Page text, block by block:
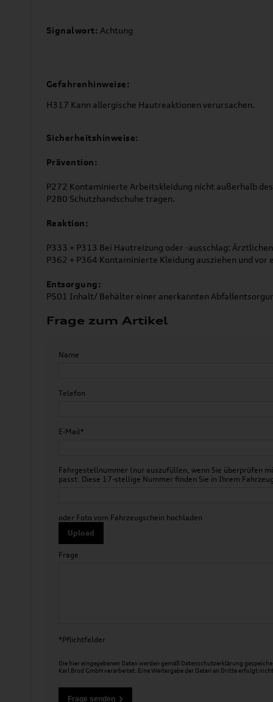
Signalwort: Achtung
Gefahrenhinweise:
H317 Kann allergische Hautreaktionen verursachen.
Sicherheitshinweise:
Prävention:
P272 Kontaminierte Arbeitskleidung nicht außerhalb
P280 Schutzhandschuhe tragen.
Reaktion:
P333 + P313 Bei Hautreizung oder -ausschlag:
P362 + P364 Kontaminierte Kleidung ausziehen und vor
Entsorgung:
P501 Inhalt/ Behälter einer anerkannten
Frage zum Artikel
Name
Telefon
E-Mail*
Fahrgestellnummer (nur auszufüllen, wenn Sie überprüfen
passt. Diese 17-stellige Nummer finden Sie in Ihrem
oder Foto vom Fahrzeugschein hochladen
Upload
Frage
*Pflichtfelder
Die hier eingegebenen Daten werden gemäß Datenschutzerklärung
Karl Brod GmbH verarbeitet. Eine Weitergabe der Daten an Dritte erfolgt